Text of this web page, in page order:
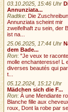
03.10.2025, 15:46 Uhr
Annunziata...
Radtke: Die
Annunziata scheint mir
zweifelhaft zu sein, der
ist na...
25.06.2025, 17:44 Uhr
dem Bade...
Ron:"Je veux te
molle enchanteresse! L
diverses beautés qui
t...
05.12.2024, 15:12 Uhr
Mädchen sich die F...
Ron:À une Mendiante
Blanche fille aux
roux, Dont la robe par